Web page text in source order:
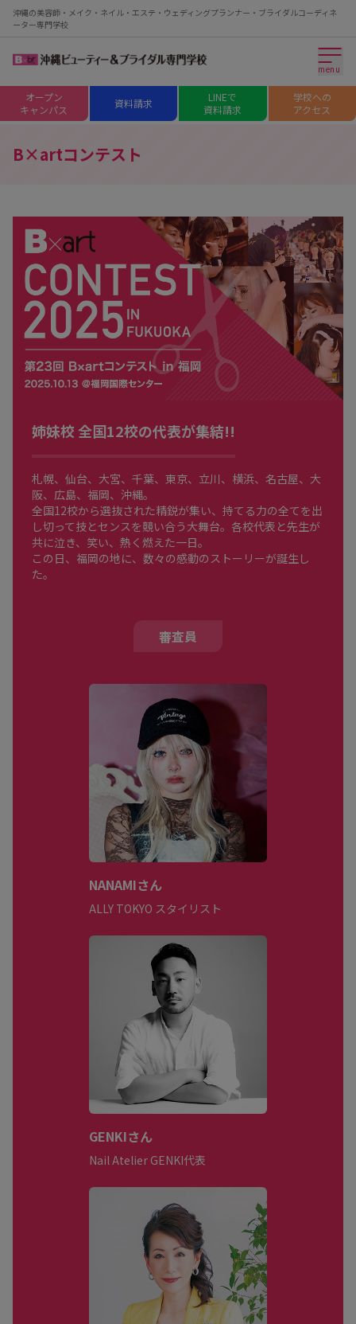
沖縄の美容師・メイク・ネイル・エステ・ウェディングプランナー・ブライダルコーディネ
ーター専門学校
menu
オープン
キャンパス
資料請求
LINEで
資料請求
学校への
アクセス
B×artコンテスト
姉妹校 全国12校の代表が集結!!
札幌、仙台、大宮、千葉、東京、立川、横浜、名古屋、大
阪、広島、福岡、沖縄。
全国12校から選抜された精鋭が集い、持てる力の全てを出
し切って技とセンスを競い合う大舞台。各校代表と先生が
共に泣き、笑い、熱く燃えた一日。
この日、福岡の地に、数々の感動のストーリーが誕生し
た。
審査員
NANAMIさん
ALLY TOKYO スタイリスト
GENKIさん
Nail Atelier GENKI代表